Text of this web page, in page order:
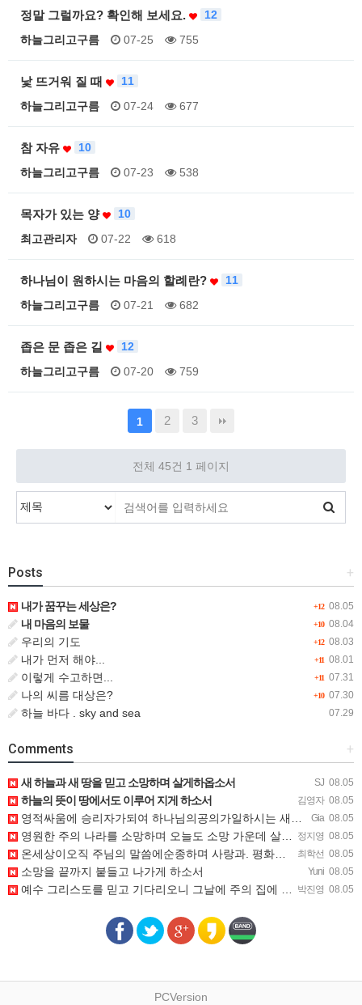
정말 그럴까요? 확인해 보세요.
12
하늘그리고구름
07-25 755
낯 뜨거워 질 때
11
하늘그리고구름
07-24 677
참 자유
10
하늘그리고구름
07-23 538
목자가 있는 양
10
최고관리자
07-22 618
하나님이 원하시는 마음의 할례란?
11
하늘그리고구름
07-21 682
좁은 문 좁은 길
12
하늘그리고구름
07-20 759
1 2 3
전체 45건 1 페이지
+
Posts
+12 08.05
내가 꿈꾸는 세상은?
+10 08.04
내 마음의 보물
+12 08.03
우리의 기도
+11 08.01
내가 먼저 해야...
+11 07.31
이렇게 수고하면...
+10 07.30
나의 씨름 대상은?
07.29
하늘 바다 . sky and sea
+
Comments
SJ 08.05
새 하늘과 새 땅을 믿고 소망하며 살게하옵소서
김영자 08.05
하늘의 뜻이 땅에서도 이루어 지게 하소서
Gia 08.05
영적싸움에 승리자가되여 하나님의공의가일하시는 새하늘과새땅에 소망을두고 살아가게하소서.
정지영 08.05
영원한 주의 나라를 소망하며 오늘도 소망 가운데 살게 하소서
최학선 08.05
온세상이오직 주님의 말씀에순종하며 사랑과. 평화를 누리고 살아가는 하나님의 백성되길 기도합니다
Yuni 08.05
소망을 끝까지 붙들고 나가게 하소서
박진영 08.05
예수 그리스도를 믿고 기다리오니 그날에 주의 집에 거하기를 간구합니다
PCVersion